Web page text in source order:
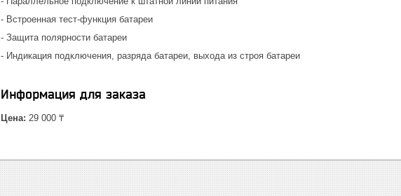
- Встроенная тест-функция батареи
- Защита полярности батареи
- Индикация подключения, разряда батареи, выхода из строя батареи
Информация для заказа
Цена: 29 000 ₸